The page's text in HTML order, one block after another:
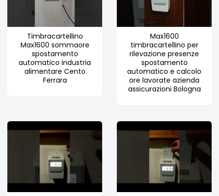
Timbracartellino
Max1600 sommaore
spostamento
automatico industria
alimentare Cento
Ferrara
Max1600
timbracartellino per
rilevazione presenze
spostamento
automatico e calcolo
ore lavorate azienda
assicurazioni Bologna